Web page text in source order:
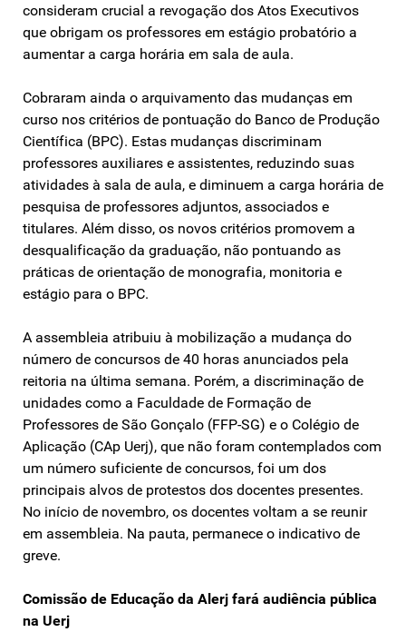
consideram crucial a revogação dos Atos Executivos
que obrigam os professores em estágio probatório a
aumentar a carga horária em sala de aula.
Cobraram ainda o arquivamento das mudanças em
curso nos critérios de pontuação do Banco de Produção
Científica (BPC). Estas mudanças discriminam
professores auxiliares e assistentes, reduzindo suas
atividades à sala de aula, e diminuem a carga horária de
pesquisa de professores adjuntos, associados e
titulares. Além disso, os novos critérios promovem a
desqualificação da graduação, não pontuando as
práticas de orientação de monografia, monitoria e
estágio para o BPC.
A assembleia atribuiu à mobilização a mudança do
número de concursos de 40 horas anunciados pela
reitoria na última semana. Porém, a discriminação de
unidades como a Faculdade de Formação de
Professores de São Gonçalo (FFP-SG) e o Colégio de
Aplicação (CAp Uerj), que não foram contemplados com
um número suficiente de concursos, foi um dos
principais alvos de protestos dos docentes presentes.
No início de novembro, os docentes voltam a se reunir
em assembleia. Na pauta, permanece o indicativo de
greve.
Comissão de Educação da Alerj fará audiência pública
na Uerj